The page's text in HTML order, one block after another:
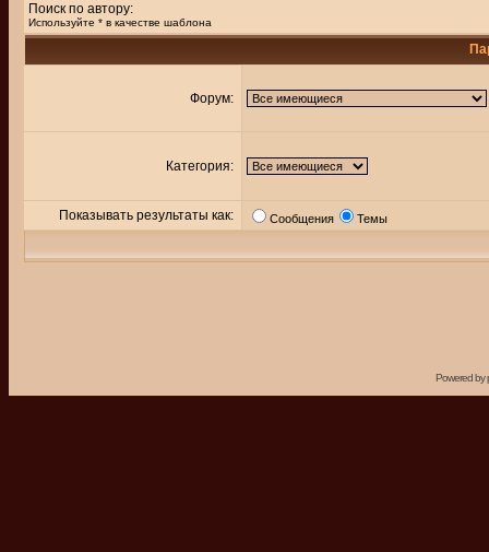
Поиск по автору:
Используйте * в качестве шаблона
Форум:
Категория:
Показывать результаты как: Сообщения Темы
Powered by